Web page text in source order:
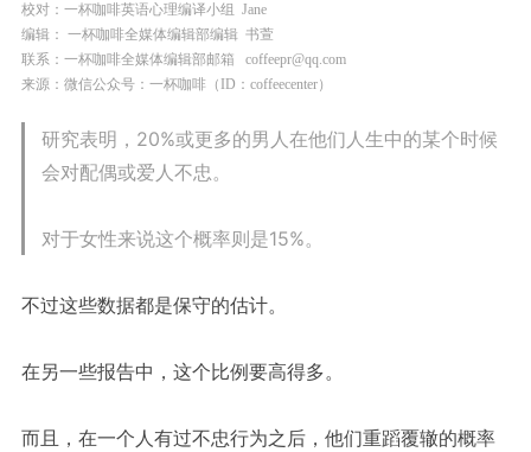
校对： 一杯咖啡英语心理编译小组
Jane
编辑： 一杯咖啡全媒体编辑部编辑书萱
联系： 一杯咖啡全媒体编辑部邮箱
coffeepr@qq.com
来源：微信公众号：一杯咖啡（ID：coffeecenter）
研究表明，20%或更多的男人在他们人生中的某个时候
会对配偶或爱人不忠。
对于女性来说这个概率则是15%。
不过这些数据都是保守的估计。
在另一些报告中，这个比例要高得多。
而且，在一个人有过不忠行为之后，他们重蹈覆辙的概率